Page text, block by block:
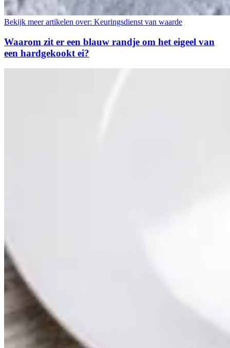
Bekijk meer artikelen over: Keuringsdienst van waarde
Waarom zit er een blauw randje om het eigeel van
een hardgekookt ei?